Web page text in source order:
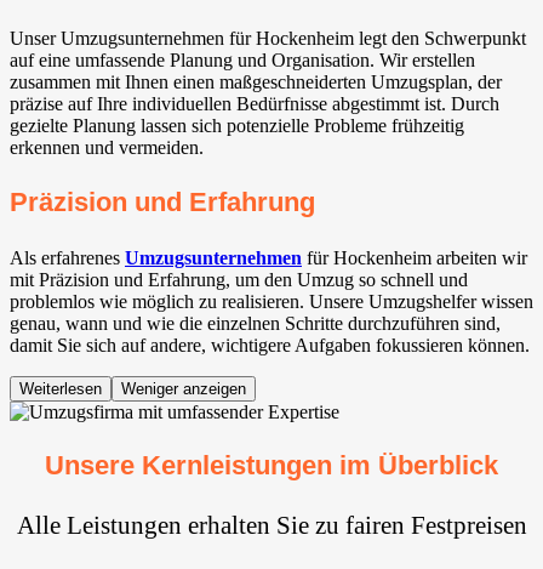
Unser Umzugsunternehmen für Hockenheim legt den Schwerpunkt
auf eine umfassende Planung und Organisation. Wir erstellen
zusammen mit Ihnen einen maßgeschneiderten Umzugsplan, der
präzise auf Ihre individuellen Bedürfnisse abgestimmt ist. Durch
gezielte Planung lassen sich potenzielle Probleme frühzeitig
erkennen und vermeiden.
Präzision und Erfahrung
Als erfahrenes Umzugsunternehmen für Hockenheim arbeiten wir
mit Präzision und Erfahrung, um den Umzug so schnell und
problemlos wie möglich zu realisieren. Unsere Umzugshelfer wissen
genau, wann und wie die einzelnen Schritte durchzuführen sind,
damit Sie sich auf andere, wichtigere Aufgaben fokussieren können.
Weiterlesen Weniger anzeigen
Unsere Kernleistungen im Überblick
Alle Leistungen erhalten Sie zu fairen Festpreisen